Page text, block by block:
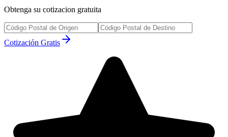
Obtenga su cotizacion gratuita
Cotización Gratis